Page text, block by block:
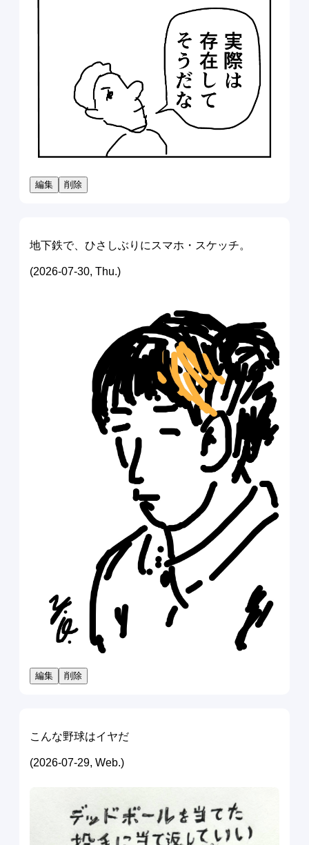
編集 削除
地下鉄で、ひさしぶりにスマホ・スケッチ。
(2026-07-30, Thu.)
編集 削除
こんな野球はイヤだ
(2026-07-29, Web.)